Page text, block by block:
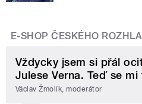
E-SHOP ČESKÉHO
Vždycky jsem si přál
Julese Verna. Teď se
Václav Žmolík, moderátor